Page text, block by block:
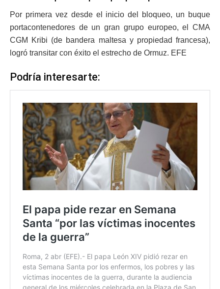
Por primera vez desde el inicio del bloqueo, un buque
portacontenedores de un gran grupo europeo, el CMA
CGM Kribi (de bandera maltesa y propiedad francesa),
logró transitar con éxito el estrecho de Ormuz. EFE
Podría interesarte: